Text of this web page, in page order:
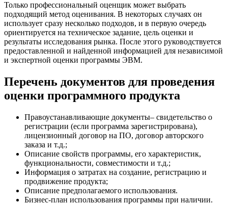
Только профессиональный оценщик может выбрать
подходящий метод оценивания. В некоторых случаях он
использует сразу несколько подходов, и в первую очередь
ориентируется на техническое задание, цель оценки и
результаты исследования рынка. После этого руководствуется
предоставленной и найденной информацией для независимой
и экспертной оценки программы ЭВМ.
Перечень документов для проведения
оценки программного продукта
Правоустанавливающие документы– свидетельство о
регистрации (если программа зарегистрирована),
лицензионный договор на ПО, договор авторского
заказа и т.д.;
Описание свойств программы, его характеристик,
функциональности, совместимости и т.д.;
Информация о затратах на создание, регистрацию и
продвижение продукта;
Описание предполагаемого использования.
Бизнес-план использования программы при наличии.